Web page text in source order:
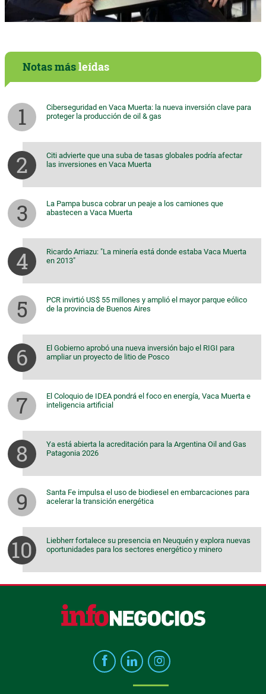
Notas másleídas
Ciberseguridad en Vaca Muerta: la nueva inversión clave para
proteger la producción de oil & gas
Citi advierte que una suba de tasas globales podría afectar
las inversiones en Vaca Muerta
La Pampa busca cobrar un peaje a los camiones que
abastecen a Vaca Muerta
Ricardo Arriazu: "La minería está donde estaba Vaca Muerta
en 2013"
PCR invirtió US$ 55 millones y amplió el mayor parque eólico
de la provincia de Buenos Aires
El Gobierno aprobó una nueva inversión bajo el RIGI para
ampliar un proyecto de litio de Posco
El Coloquio de IDEA pondrá el foco en energía, Vaca Muerta e
inteligencia artificial
Ya está abierta la acreditación para la Argentina Oil and Gas
Patagonia 2026
Santa Fe impulsa el uso de biodiesel en embarcaciones para
acelerar la transición energética
Liebherr fortalece su presencia en Neuquén y explora nuevas
oportunidades para los sectores energético y minero